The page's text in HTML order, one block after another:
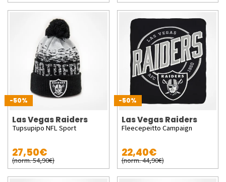
-50%
Las Vegas Raiders
Tupsupipo NFL Sport
27,50€
(norm. 54,90€)
-50%
Las Vegas Raiders
Fleecepeitto Campaign
22,40€
(norm. 44,90€)